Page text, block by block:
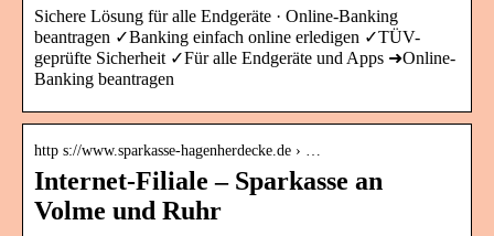
Sichere Lösung für alle Endgeräte · Online-Banking
beantragen ✓Banking einfach online erledigen ✓TÜV-
geprüfte Sicherheit ✓Für alle Endgeräte und Apps ➜Online-
Banking beantragen
http s://www.sparkasse-hagenherdecke.de › …
Internet-Filiale – Sparkasse an
Volme und Ruhr